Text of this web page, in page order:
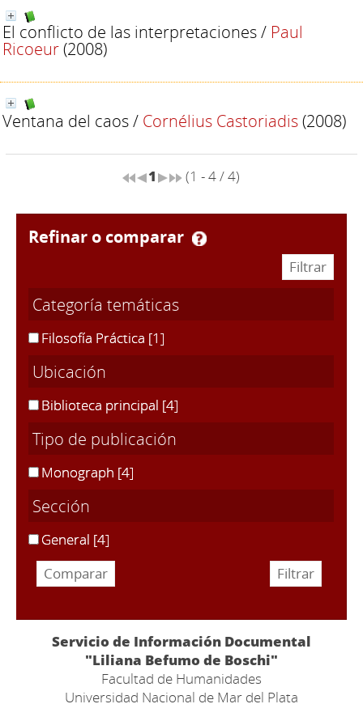
El conflicto de las interpretaciones/ Paul
Ricoeur(2008)
Ventana del caos/ Cornélius Castoriadis(2008)
1 (1 - 4 / 4)
refinar o comparar
Categoría temáticas
Filosofía Práctica [1]
Ubicación
Biblioteca principal [4]
Tipo de publicación
Monograph [4]
Sección
General [4]
Servicio de Información Documental
"Liliana Befumo de Boschi"
Facultad de Humanidades
Universidad Nacional de Mar del Plata